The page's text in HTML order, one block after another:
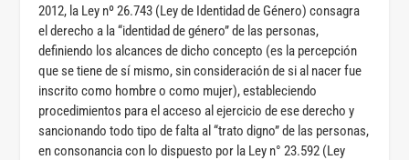
2012, la Ley nº 26.743 (Ley de Identidad de Género) consagra
el derecho a la “identidad de género” de las personas,
definiendo los alcances de dicho concepto (es la percepción
que se tiene de sí mismo, sin consideración de si al nacer fue
inscrito como hombre o como mujer), estableciendo
procedimientos para el acceso al ejercicio de ese derecho y
sancionando todo tipo de falta al “trato digno” de las personas,
en consonancia con lo dispuesto por la Ley n° 23.592 (Ley